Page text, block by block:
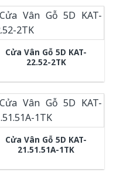
Cửa Vân Gỗ 5D KAT-
22.52-2TK
Cửa Vân Gỗ 5D KAT-
21.51.51A-1TK